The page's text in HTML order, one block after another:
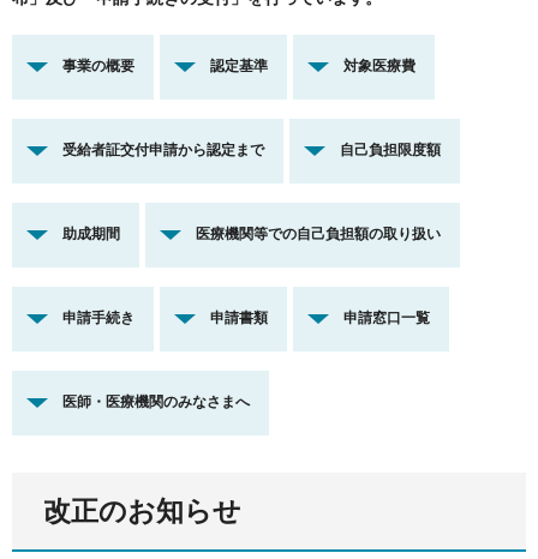
事業の概要 認定基準 対象医療費
受給者証交付申請から認定まで 自己負担限度額
助成期間 医療機関等での自己負担額の取り扱い
申請手続き 申請書類 申請窓口一覧
医師・医療機関のみなさまへ
改正のお知らせ